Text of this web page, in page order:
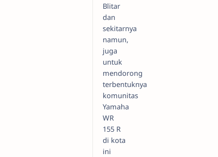
Blitar
dan
sekitarnya
namun,
juga
untuk
mendorong
terbentuknya
komunitas
Yamaha
WR
155 R
di kota
ini